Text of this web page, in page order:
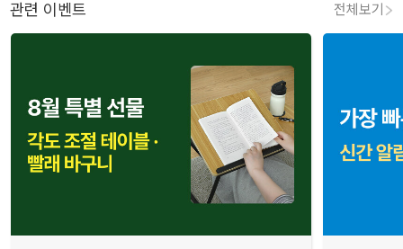
관련 이벤트 전체보기